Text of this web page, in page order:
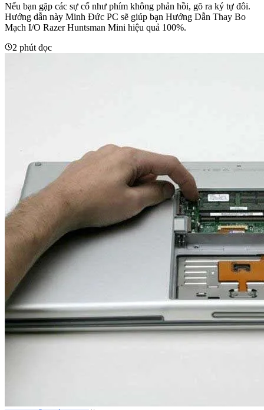
Nếu bạn gặp các sự cố như phím không phản hồi, gõ ra ký tự đôi.
Hướng dẫn này Minh Đức PC sẽ giúp bạn Hướng Dẫn Thay Bo
Mạch I/O Razer Huntsman Mini hiệu quả 100%.
2 phút đọc